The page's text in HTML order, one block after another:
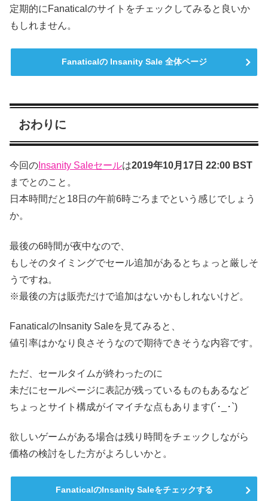
定期的にFanaticalのサイトをチェックしてみると良いか
もしれません。
Fanaticalの Insanity Sale 全体ページ
おわりに
今回の Insanity Saleセールは2019年10月17日 22:00 BST
までとのこと。
日本時間だと18日の午前6時ごろまでという感じでしょう
か。
最後の6時間が夜中なので、
もしそのタイミングでセール追加があるとちょっと厳しそ
うですね。
※最後の方は販売だけで追加はないかもしれないけど。
FanaticalのInsanity Saleを見てみると、
値引率はかなり良さそうなので期待できそうな内容です。
ただ、セールタイムが終わったのに
未だにセールページに表記が残っているものもあるなど
ちょっとサイト構成がイマイチな点もあります(´･_･`)
欲しいゲームがある場合は残り時間をチェックしながら
価格の検討をした方がよろしいかと。
FanaticalのInsanity Saleをチェックする